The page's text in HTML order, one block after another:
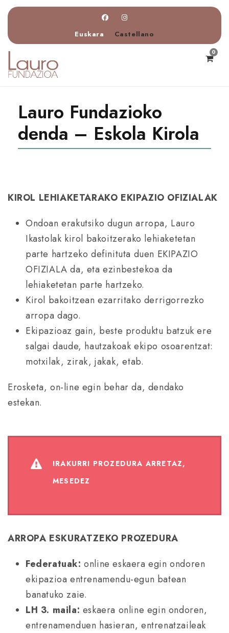
Euskara Castellano
0
Lauro Fundazioko
denda – Eskola Kirola
KIROL LEHIAKETARAKO EKIPAZIO OFIZIALAK
Ondoan erakutsiko dugun arropa, Lauro
Ikastolak kirol bakoitzerako lehiaketetan
parte hartzeko definituta duen EKIPAZIO
OFIZIALA da, eta ezinbestekoa da
lehiaketetan parte hartzeko.
Kirol bakoitzean ezarritako derrigorrezko
arropa dago.
Ekipazioaz gain, beste produktu batzuk ere
salgai daude, hautzakoak ekipo osoarentzat:
motxilak, zirak, jakak, etab.
Erosketa, on-line egin behar da, dendako
estekan.
IRAKURRI PROZEDURA ARRETAZ,
MESEDEZ
ARROPA ESKURATZEKO PROZEDURA
Federatuak: online eskaera egin ondoren
ekipazioa entrenamendu-egun batean
banatuko zaie.
LH 3. maila: eskaera online egin ondoren,
entrenamenduen hasieran, entrenatzaileak